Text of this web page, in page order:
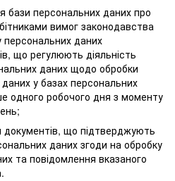
бази персональних даних про
вимог законодавства
персональних даних
що регулюють діяльність
даних щодо обробки
у базах персональних
одного робочого дня з моменту
документів, що підтверджують
даних згоди на обробку
та повідомлення вказаного